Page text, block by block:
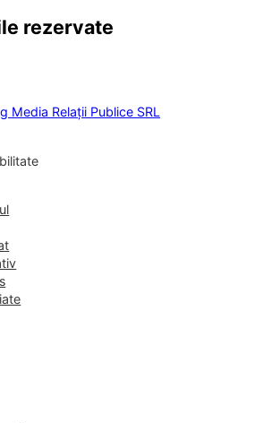
rezervate
Media Relații Publice SRL